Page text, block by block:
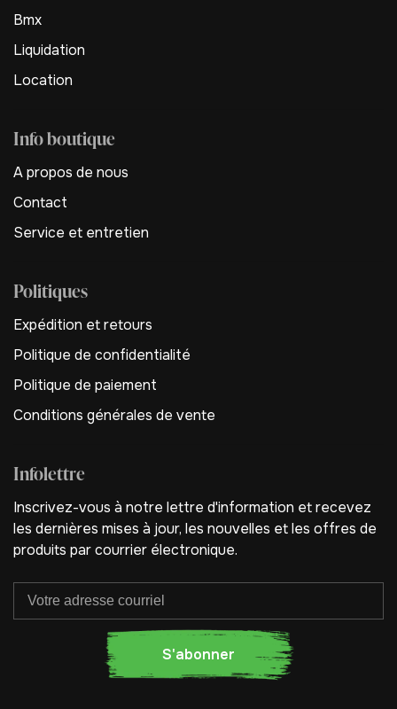
Bmx
Liquidation
Location
Info boutique
A propos de nous
Contact
Service et entretien
Politiques
Expédition et retours
Politique de confidentialité
Politique de paiement
Conditions générales de vente
Infolettre
Inscrivez-vous à notre lettre d'information et recevez
les dernières mises à jour, les nouvelles et les offres de
produits par courrier électronique.
S'abonner